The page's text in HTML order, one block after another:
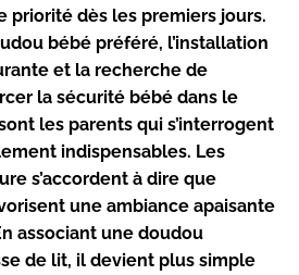
priorité dès les premiers jours.
bébé préféré, l’installation
et la recherche de
la sécurité bébé dans le
les parents qui s’interrogent
indispensables. Les
s’accordent à dire que
une ambiance apaisante
associant une doudou
de lit, il devient plus simple